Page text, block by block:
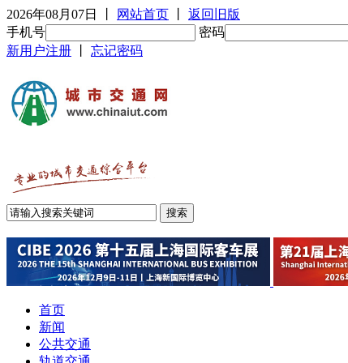
2026年08月07日 网站首页
返回旧版
手机号
密码
新用户注册
忘记密码
首页
新闻
公共交通